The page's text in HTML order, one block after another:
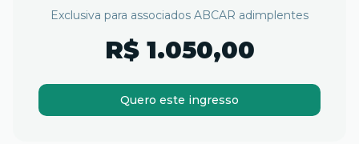
Exclusiva para associados ABCAR adimplentes
R$ 1.050,00
Quero este ingresso